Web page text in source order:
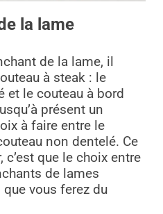
la lame
de la lame, il
à steak : le
et le couteau à bord
présent un
à faire entre le
non dentelé. Ce
c’est que le choix entre
de lames
vous ferez du